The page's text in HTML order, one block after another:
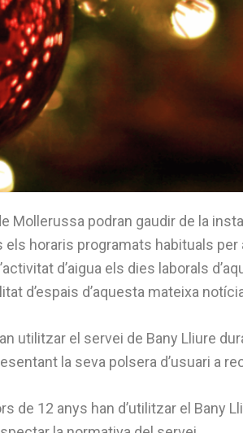
Mollerussa podran gaudir de la
els horaris programats habituals
d’aigua els dies laborals
d’espais d’aquesta mateixa
utilitzar el servei de Bany Lliure
la seva polsera d’usuari a
12 anys han d’utilitzar el Bany